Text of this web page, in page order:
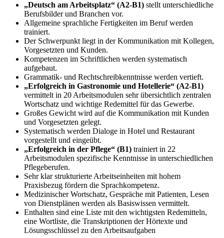
„Deutsch am Arbeitsplatz“ (A2-B1) stellt unterschiedliche
Berufsbilder und Branchen vor.
Allgemeine sprachliche Fertigkeiten im Beruf werden
trainiert.
Der Schwerpunkt liegt in der Kommunikation mit Kollegen,
Vorgesetzten und Kunden.
Kompetenzen im Schriftlichen werden systematisch
aufgebaut.
Grammatik- und Rechtschreibkenntnisse werden vertieft.
„Erfolgreich in Gastronomie und Hotellerie“ (A2-B1)
vermittelt in 20 Arbeitsmodulen sehr übersichtlich zentralen
Wortschatz und wichtige Redemittel für das Gewerbe.
Großes Gewicht wird auf die Kommunikation mit Kunden
und Vorgesetzten gelegt.
Systematisch werden Dialoge in Hotel und Restaurant
vorgestellt und eingeübt.
„Erfolgreich in der Pflege“ (B1) trainiert in 22
Arbeitsmodulen spezifische Kenntnisse in unterschiedlichen
Pflegeberufen.
Sehr klar strukturierte Arbeitseinheiten mit hohem
Praxisbezug fördern die Sprachkompetenz.
Medizinischer Wortschatz, Gespräche mit Patienten, Lesen
von Dienstplänen werden als Basiswissen vermittelt.
Enthalten sind eine Liste mit den wichtigsten Redemitteln,
eine Wortliste, die Transkriptionen der Hörtexte und
Lösungsschlüssel zu den Arbeitsaufgaben